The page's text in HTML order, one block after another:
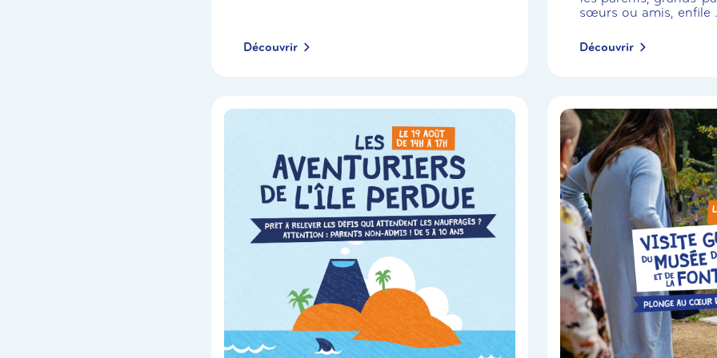
Découvrir
sœurs ou amis, enfile
Découvrir